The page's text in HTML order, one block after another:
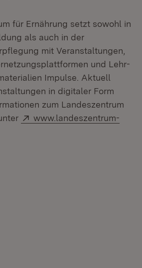
für Ernährung setzt sowohl in
als auch in der
mit Veranstaltungen,
und Lehr-
Impulse. Aktuell
in digitaler Form
zum Landeszentrum
Extern:
www.landeszentrum-